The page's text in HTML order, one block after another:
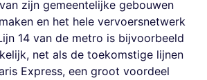
zijn gemeentelijke gebouwen
en het hele vervoersnetwerk
14 van de metro is bijvoorbeeld
net als de toekomstige lijnen
Express, een groot voordeel